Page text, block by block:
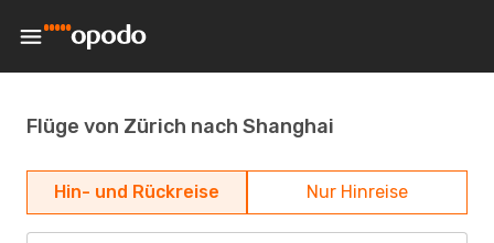
Flüge von Zürich nach Shanghai
Hin- und Rückreise Nur Hinreise